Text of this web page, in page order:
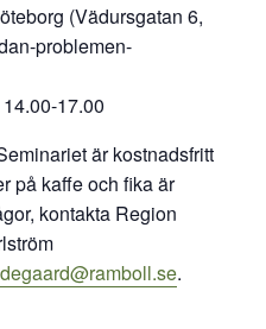
(Vädursgatan 6,
problemen-
17.00
är kostnadsfritt
på kaffe och fika är
kontakta Region
.